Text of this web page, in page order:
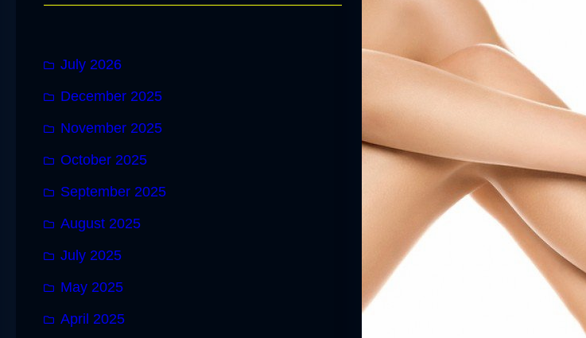
July 2026
December 2025
November 2025
October 2025
September 2025
August 2025
July 2025
May 2025
April 2025